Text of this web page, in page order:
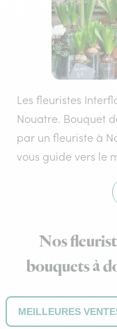
Les fleuristes
Nouatre. Bouquet
par un fleuriste à
vous guide vers le
Nos
bouquets à